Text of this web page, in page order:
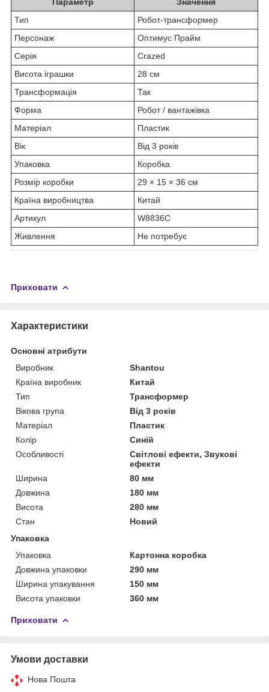
Параметр
Значення
Тип
Робот-трансформер
Персонаж
Оптимус Прайм
Серія
Crazed
Висота іграшки
28 см
Трансформація
Так
Форма
Робот / вантажівка
Матеріал
Пластик
Вік
Від 3 років
Упаковка
Коробка
Розмір коробки
29 × 15 × 36 см
Країна виробництва
Китай
Артикул
W8836C
Живлення
Не потребує
Приховати
Характеристики
Основні атрибути
Виробник
Shantou
Країна виробник
Китай
Тип
Трансформер
Вікова група
Від 3 років
Матеріал
Пластик
Колір
Синій
Особливості
Світлові ефекти, Звукові
ефекти
Ширина
80 мм
Довжина
180 мм
Висота
280 мм
Стан
Новий
Упаковка
Упаковка
Картонна коробка
Довжина упаковки
290 мм
Ширина упакування
150 мм
Висота упаковки
360 мм
Приховати
Умови доставки
Нова Пошта